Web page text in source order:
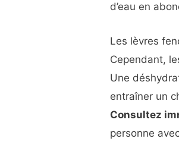
d’eau en
Les lèvres
Cependant,
Une
entraîner un
Consultez
personne